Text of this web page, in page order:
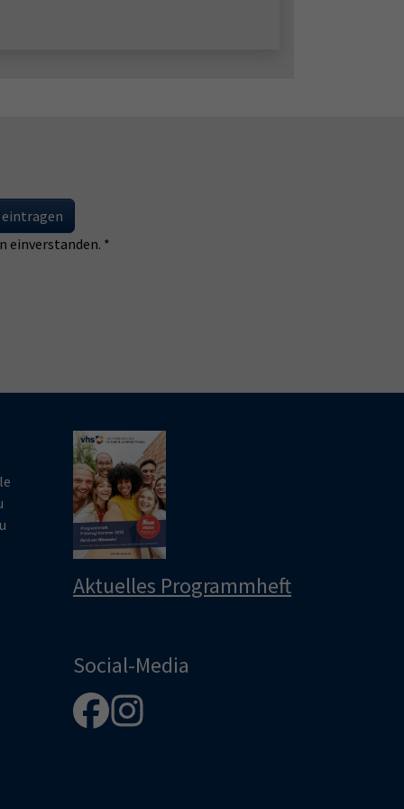
eintragen
einverstanden. *
Aktuelles Programmheft
Social-Media